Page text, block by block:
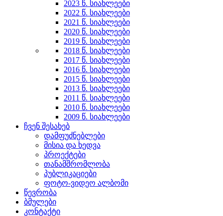
2023 წ. სიახლეები
2022 წ. სიახლეები
2021 წ. სიახლეები
2020 წ. სიახლეები
2019 წ. სიახლეები
2018 წ. სიახლეები
2017 წ. სიახლეები
2016 წ. სიახლეები
2015 წ. სიახლეები
2013 წ. სიახლეები
2011 წ. სიახლეები
2010 წ. სიახლეები
2009 წ. სიახლეები
ჩვენ შესახებ
დამფუძნებლები
მისია და ხედვა
პროექტები
თანამშრომლობა
პუბლიკაციები
ფოტო-ვიდეო ალბომი
წევრობა
ბმულები
კონტაქტი